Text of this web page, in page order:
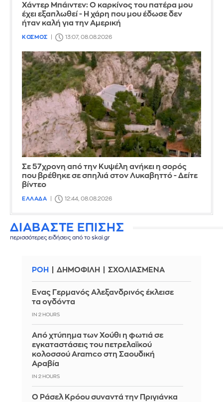
Χάντερ Μπάιντεν: Ο καρκίνος του πατέρα μου
έχει εξαπλωθεί - Η χάρη που μου έδωσε δεν
ήταν καλή για την Αμερική
ΚΟΣΜΟΣ 13:07, 08.08.2026
Σε 57χρονη από την Κυψέλη ανήκει η σορός
που βρέθηκε σε σπηλιά στον Λυκαβηττό - Δείτε
βίντεο
ΕΛΛΑΔΑ 12:44, 08.08.2026
ΔΙΑΒΑΣΤΕ ΕΠΙΣΗΣ
περισσότερες ειδήσεις από το skai.gr
ΡΟΗ ΔΗΜΟΦΙΛΗ ΣΧΟΛΙΑΣΜΕΝΑ
Ένας Γερμανός Αλεξανδρινός έκλεισε
τα ογδόντα
IN 2 HOURS
Από χτύπημα των Χούθι η φωτιά σε
εγκαταστάσεις του πετρελαϊκού
κολοσσού Aramco στη Σαουδική
Αραβία
IN 2 HOURS
Ο Ράσελ Κρόου συναντά την Πριγιάνκα